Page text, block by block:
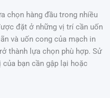
chọn hàng đầu trong nhiều
đặt ở những vị trí cần uốn
và uốn cong của mạch in
thành lựa chọn phù hợp. Sử
bạn cần gập lại hoặc